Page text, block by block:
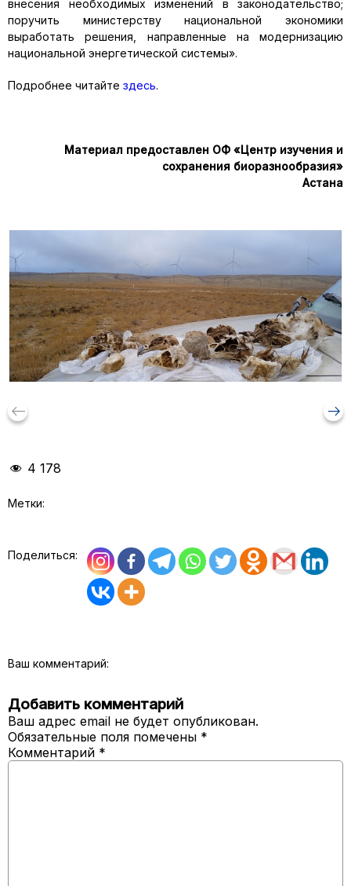
внесения необходимых изменений в законодательство;
поручить министерству национальной экономики
выработать решения, направленные на модернизацию
национальной энергетической системы».
Подробнее читайте здесь.
Материал предоставлен ОФ «Центр изучения и
сохранения биоразнообразия»
Астана
keyboard_backspace arrow_right_alt
4 178
Метки:
Поделиться:
Ваш комментарий:
Добавить комментарий
Ваш адрес email не будет опубликован.
Обязательные поля помечены *
Комментарий *